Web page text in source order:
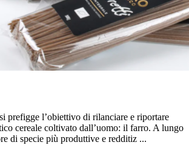
prefigge l’obiettivo di rilanciare e riportare
cereale coltivato dall’uomo: il farro. A lungo
di specie più produttive e redditiz ...